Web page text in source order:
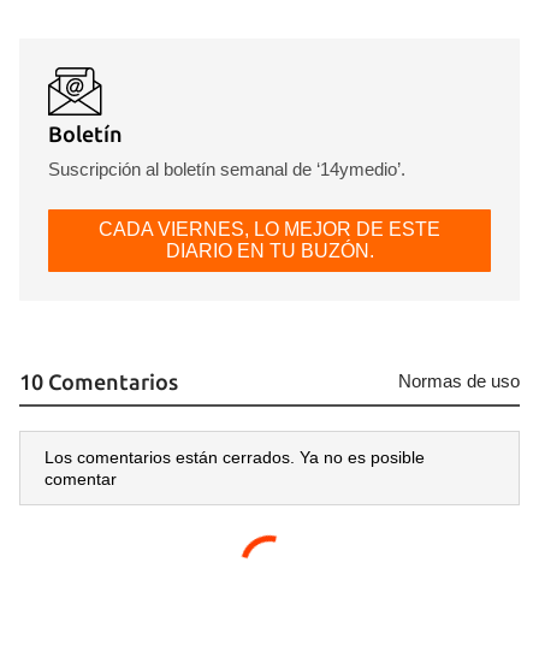
Boletín
Suscripción al boletín semanal de ‘14ymedio’.
CADA VIERNES, LO MEJOR DE ESTE
DIARIO EN TU BUZÓN.
10 Comentarios Normas de uso
Los comentarios están cerrados. Ya no es posible
comentar